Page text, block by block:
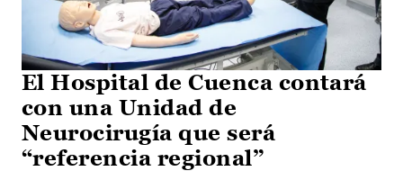
El Hospital de Cuenca contará
con una Unidad de
Neurocirugía que será
“referencia regional”